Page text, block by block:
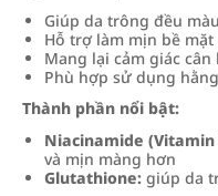
Giúp da trông đều
Hỗ trợ làm mịn bề mặt
Mang lại cảm giác cân
Phù hợp sử dụng
Thành phần nổi bật:
Niacinamide (Vitamin
và mịn màng hơn
Glutathione: giúp da